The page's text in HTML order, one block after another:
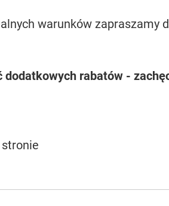
warunków zapraszamy
dodatkowych rabatów -